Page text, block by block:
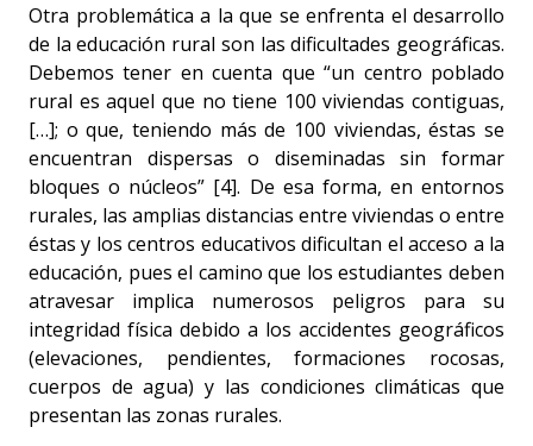
Otra problemática a la que se enfrenta el desarrollo
de la educación rural son las dificultades geográficas.
Debemos tener en cuenta que “un centro poblado
rural es aquel que no tiene 100 viviendas contiguas,
[…]; o que, teniendo más de 100 viviendas, éstas se
encuentran dispersas o diseminadas sin formar
bloques o núcleos” [4]. De esa forma, en entornos
rurales, las amplias distancias entre viviendas o entre
éstas y los centros educativos dificultan el acceso a la
educación, pues el camino que los estudiantes deben
atravesar implica numerosos peligros para su
integridad física debido a los accidentes geográficos
(elevaciones, pendientes, formaciones rocosas,
cuerpos de agua) y las condiciones climáticas que
presentan las zonas rurales.